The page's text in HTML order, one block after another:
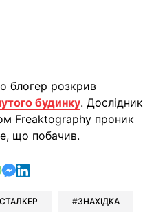
блогер розкрив
будинку. Дослідник
Freaktography проник
що побачив.
у Telegram
у Facebook
у Xу Viber
відправити у Whatsapp
відправити у Messenger
відправити у LinkedIn
СТАЛКЕР ЗНАХІДКА